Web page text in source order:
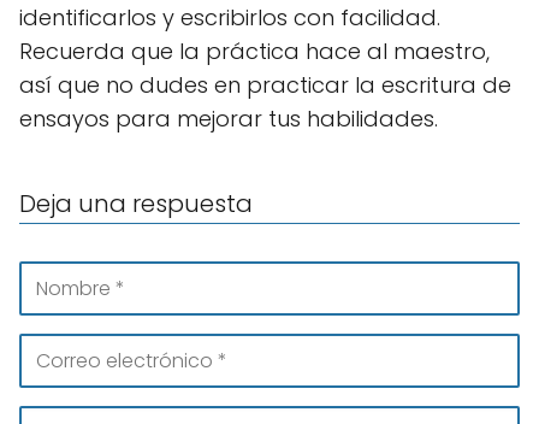
identificarlos y escribirlos con facilidad.
Recuerda que la práctica hace al maestro,
así que no dudes en practicar la escritura de
ensayos para mejorar tus habilidades.
Deja una respuesta